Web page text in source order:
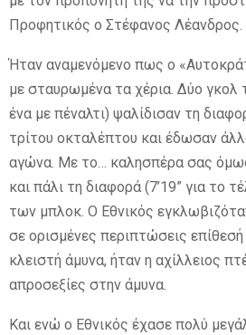
Προφητικός ο Στέφανος Λέανδρος.
Ήταν αναμενόμενο πως ο
με σταυρωμένα τα χέρια. Δύο γκολ
ένα με πέναλτι) ψαλίδισαν τη
τρίτου οκταλέπτου και έδωσαν
αγώνα. Με το… καλησπέρα σας
και πάλι τη διαφορά (7’19” για το
των μπλοκ. Ο Εθνικός
σε ορισμένες περιπτώσεις
κλειστή άμυνα, ήταν η αχίλλειος
απροσεξίες στην άμυνα.
Και ενώ ο Εθνικός έχασε πολύ